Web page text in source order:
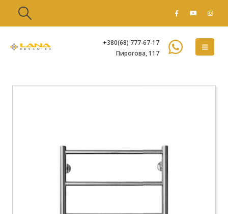
+380(68) 777-67-17
Пирогова, 117